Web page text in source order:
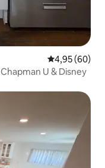
Gemiddelde
4,95 (60)
Een klein Shangri-La In de buurt van Chapman U & Disney